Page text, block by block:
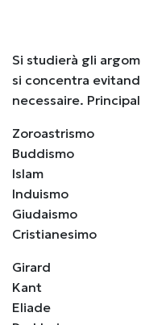
Si studierà gli
si concentra
necessaire.
Zoroastrismo
Buddismo
Islam
Induismo
Giudaismo
Cristianesimo
Girard
Kant
Eliade